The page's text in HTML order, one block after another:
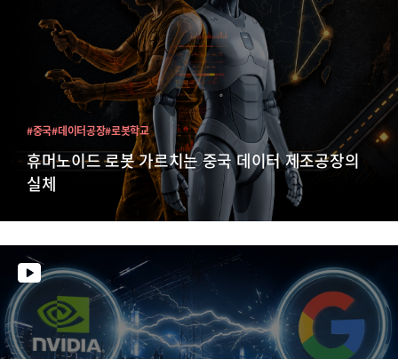
휴머노이드 로봇 가르치는 중국 데이터 제조공장의
실체
#중국#데이터공장#로봇학교